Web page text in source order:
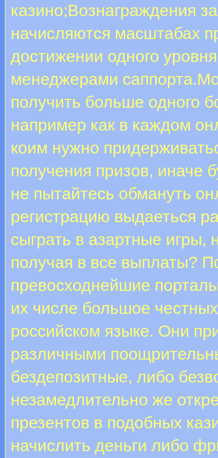
казино;Вознаграждения
начисляются масштабах
достижении одного
менеджерами
получить больше одного
например как в каждом
коим нужно
получения призов, иначе
не пытайтесь обмануть
регистрацию выдаеться
сыграть в азартные игры,
получая в все выплаты?
превосходнейшие
их числе большое
российском языке. Они
различными
бездепозитные, либо
незамедлительно же
презентов в подобных
начислить деньги либо